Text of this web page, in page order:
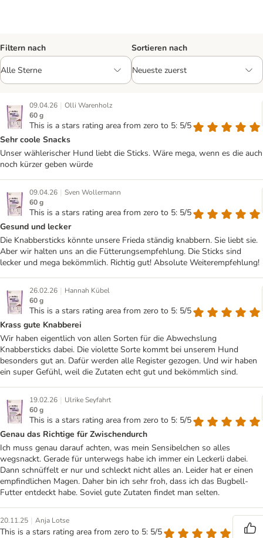
Filtern nach Sortieren nach
09.04.26 | Olli Warenholz
60 g
This is a stars rating area from zero to 5: 5/5
Sehr coole Snacks
Unser wählerischer Hund liebt die Sticks. Wäre mega, wenn es die auch
noch kürzer geben würde
09.04.26 | Sven Wollermann
60 g
This is a stars rating area from zero to 5: 5/5
Gesund und lecker
Die Knabbersticks könnte unsere Frieda ständig knabbern. Sie liebt sie.
Aber wir halten uns an die Fütterungsempfehlung. Die Sticks sind
lecker und mega bekömmlich. Richtig gut! Absolute Weiterempfehlung!
26.02.26 | Hannah Kübel
60 g
This is a stars rating area from zero to 5: 5/5
Krass gute Knabberei
Wir haben eigentlich von allen Sorten für die Abwechslung
Knabbersticks dabei. Die violette Sorte kommt bei unserem Hund
besonders gut an. Dafür werden alle Register gezogen. Und wir haben
ein super Gefühl, weil die Zutaten echt gut und bekömmlich sind.
19.02.26 | Ulrike Seyfahrt
60 g
This is a stars rating area from zero to 5: 5/5
Genau das Richtige für Zwischendurch
Ich muss genau darauf achten, was mein Sensibelchen so alles
wegsnackt. Gerade für unterwegs habe ich immer ein Leckerli dabei.
Dann schnüffelt er nur und schleckt nicht alles an. Leider hat er einen
empfindlichen Magen. Daher bin ich sehr froh, dass ich das Bugbell-
Futter entdeckt habe. Soviel gute Zutaten findet man selten.
20.11.25 | Anja Lotse
This is a stars rating area from zero to 5: 5/5